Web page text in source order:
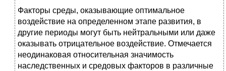
Факторы среды, оказывающие оптимальное
воздействие на определенном этапе развития, в
другие периоды могут быть нейтральными или даже
оказывать отрицательное воздействие. Отмечается
неодинаковая относительная значимость
наследственных и средовых факторов в различные